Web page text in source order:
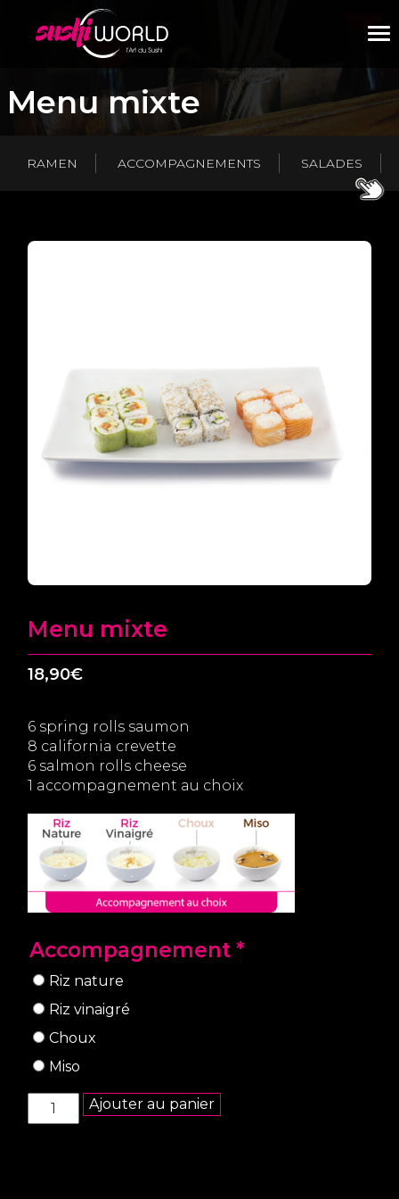
Menu mixte
RAMEN ACCOMPAGNEMENTS SALADES
Menu mixte
18,90€
6 spring rolls saumon
8 california crevette
6 salmon rolls cheese
1 accompagnement au choix
Accompagnement *
Riz nature
Riz vinaigré
Choux
Miso
quantité
de
Ajouter au panier